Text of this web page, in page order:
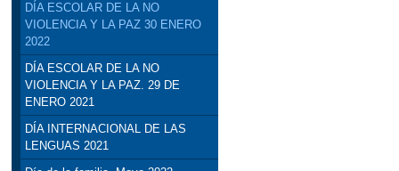
DÍA ESCOLAR DE LA NO
VIOLENCIA Y LA PAZ 30 ENERO
2022
DÍA ESCOLAR DE LA NO
VIOLENCIA Y LA PAZ. 29 DE
ENERO 2021
DÍA INTERNACIONAL DE LAS
LENGUAS 2021